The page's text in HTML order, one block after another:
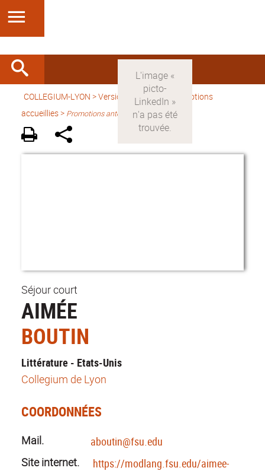
COLLEGIUM-LYON >Version française> Promotions
accueillies > Promotions antérieures
Séjour court
AIMÉE
BOUTIN
Littérature - Etats-Unis
Collegium de Lyon
COORDONNÉES
Mail.
aboutin@fsu.edu
Site internet.
https://modlang.fsu.edu/aimee-